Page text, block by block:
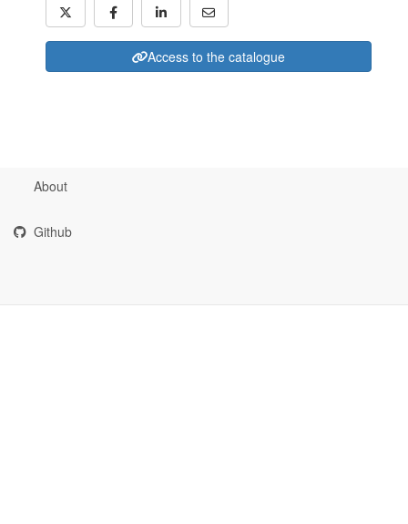
Access to the catalogue
About
Github